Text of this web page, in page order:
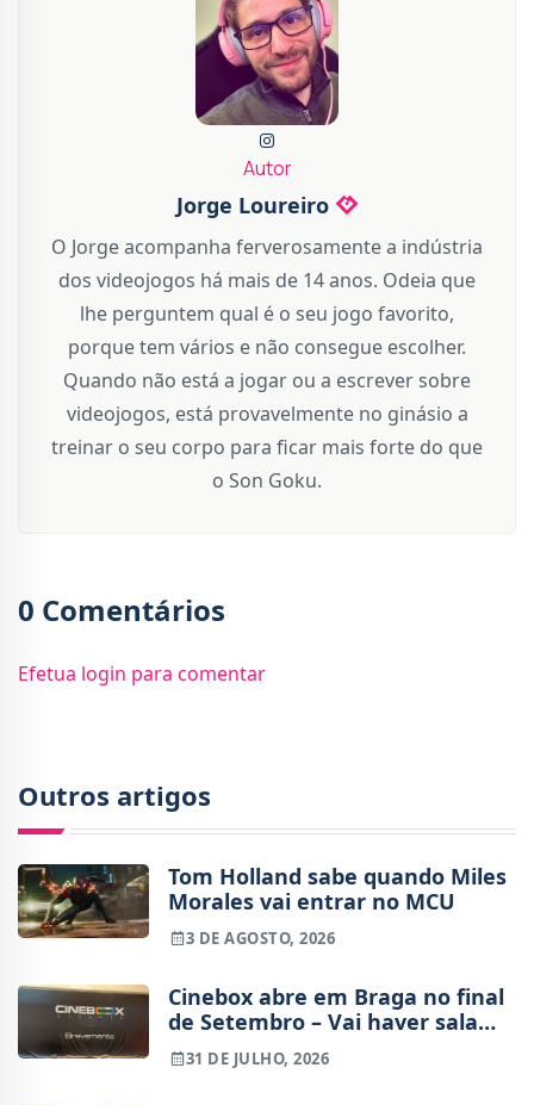
Autor
Jorge Loureiro
O Jorge acompanha ferverosamente a indústria
dos videojogos há mais de 14 anos. Odeia que
lhe perguntem qual é o seu jogo favorito,
porque tem vários e não consegue escolher.
Quando não está a jogar ou a escrever sobre
videojogos, está provavelmente no ginásio a
treinar o seu corpo para ficar mais forte do que
o Son Goku.
0 Comentários
Efetua login para comentar
Outros artigos
Tom Holland sabe quando Miles
Morales vai entrar no MCU
3 DE AGOSTO, 2026
Cinebox abre em Braga no final
de Setembro – Vai haver sala
IMAX?
31 DE JULHO, 2026